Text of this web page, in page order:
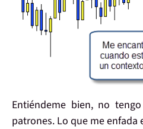
Entiéndeme bien, no
patrones. Lo que me enfada